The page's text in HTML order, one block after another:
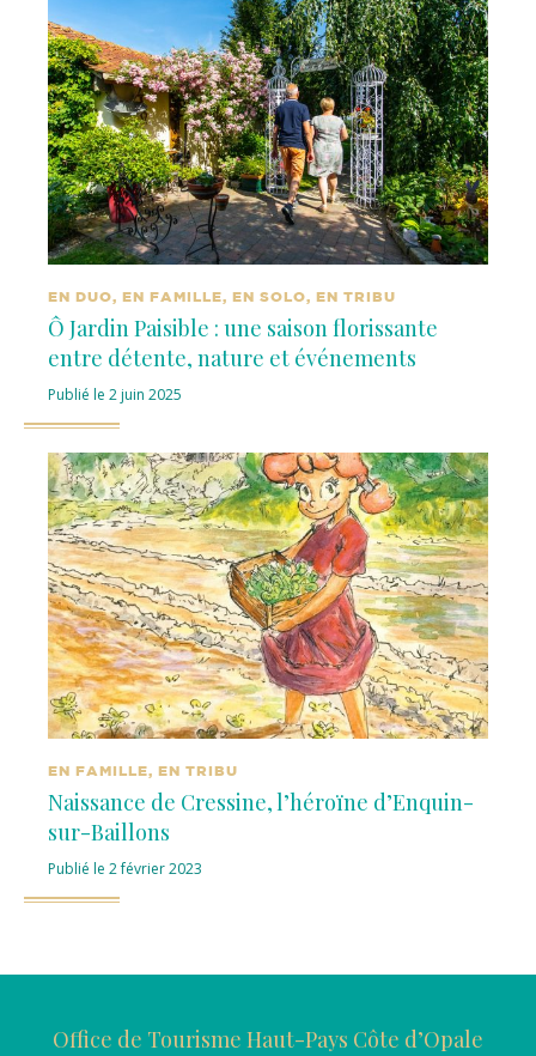
EN DUO, EN FAMILLE, EN SOLO, EN TRIBU
Ô Jardin Paisible : une saison florissante
entre détente, nature et événements
Publié le 2 juin 2025
EN FAMILLE, EN TRIBU
Naissance de Cressine, l’héroïne d’Enquin-
sur-Baillons
Publié le 2 février 2023
Office de Tourisme Haut-Pays Côte d’Opale